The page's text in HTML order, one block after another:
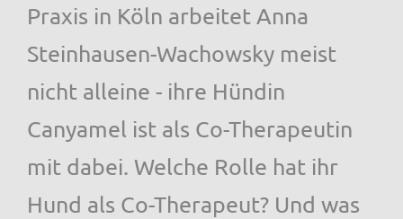
Praxis in Köln arbeitet Anna
Steinhausen-Wachowsky meist
nicht alleine - ihre Hündin
Canyamel ist als Co-Therapeutin
mit dabei. Welche Rolle hat ihr
Hund als Co-Therapeut? Und was